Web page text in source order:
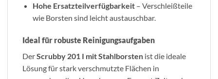
Hohe Ersatzteilverfügbarkeit– Verschleißteile
wie Borsten sind leicht austauschbar.
Ideal für robuste Reinigungsaufgaben
DerScrubby 201 I mit Stahlborsten ist die ideale
Lösung für stark verschmutzte Flächen in